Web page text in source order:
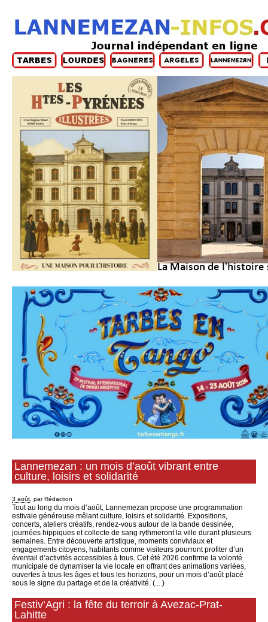
Articles les plus récents
Lannemezan : un mois d’août vibrant entre
culture, loisirs et solidarité
3 août , par Rédaction
Tout au long du mois d’août, Lannemezan propose une programmation
estivale généreuse mêlant culture, loisirs et solidarité. Expositions,
concerts, ateliers créatifs, rendez-vous autour de la bande dessinée,
journées hippiques et collecte de sang rythmeront la ville durant plusieurs
semaines. Entre découverte artistique, moments conviviaux et
engagements citoyens, habitants comme visiteurs pourront profiter d’un
éventail d’activités accessibles à tous. Cet été 2026 confirme la volonté
municipale de dynamiser la vie locale en offrant des animations variées,
ouvertes à tous les âges et tous les horizons, pour un mois d’août placé
sous le signe du partage et de la créativité. (....)
Festiv’Agri : la fête du terroir à Avezac-Prat-
Lahitte